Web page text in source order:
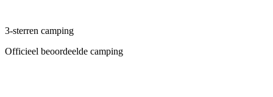
3-sterren camping
Officieel beoordeelde camping